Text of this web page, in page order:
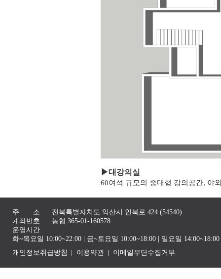
▶대강의실
60여석 규모의 중대형 강의공간, 야
주 소
전북특별자치도 익산시 인북로 424 (54540)
계좌번호
농협 365-01-160578
운영시간
화~목요일 10:00~22:00 | 금~토요일 10:00~18:00 | 일요일
개인정보취급방침
이용약관 이메일무단수집거부